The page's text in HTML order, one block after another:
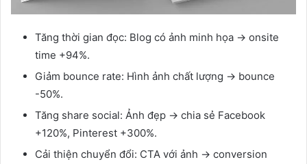
Tăng thời gian đọc: Blog có ảnh minh họa → onsite
time +94%.
Giảm bounce rate: Hình ảnh chất lượng → bounce
-50%.
Tăng share social: Ảnh đẹp → chia sẻ Facebook
+120%, Pinterest +300%.
Cải thiện chuyển đổi: CTA với ảnh → conversion